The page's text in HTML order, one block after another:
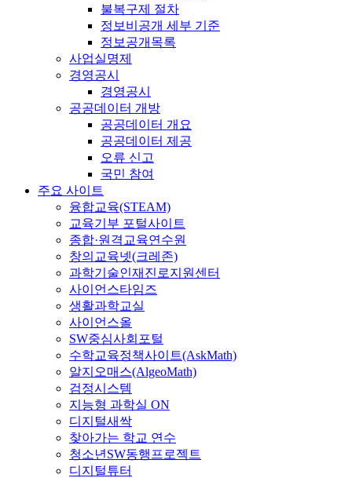
불복구제 절차
정보비공개 세부 기준
정보공개목록
사업실명제
경영공시
경영공시
공공데이터 개방
공공데이터 개요
공공데이터 제공
오류 신고
국민 참여
주요 사이트
융합교육(STEAM)
교육기부 포털사이트
종합·원격교육연수원
창의교육넷(크레존)
과학기술인재진로지원센터
사이언스타임즈
생활과학교실
사이언스올
SW중심사회포털
수학교육정책사이트(AskMath)
알지오매스(AlgeoMath)
검정시스템
지능형 과학실 ON
디지털새싹
찾아가는 학교 연수
청소년SW동행프로젝트
디지털튜터